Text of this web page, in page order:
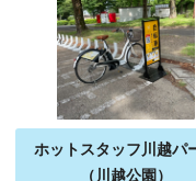
ホットスタッフ川越パ
（川越公園）